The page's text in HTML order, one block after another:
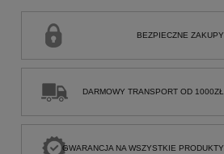
BEZPIECZNE ZAKUPY
DARMOWY TRANSPORT OD 1000ZŁ
GWARANCJA NA WSZYSTKIE PRODUKTY